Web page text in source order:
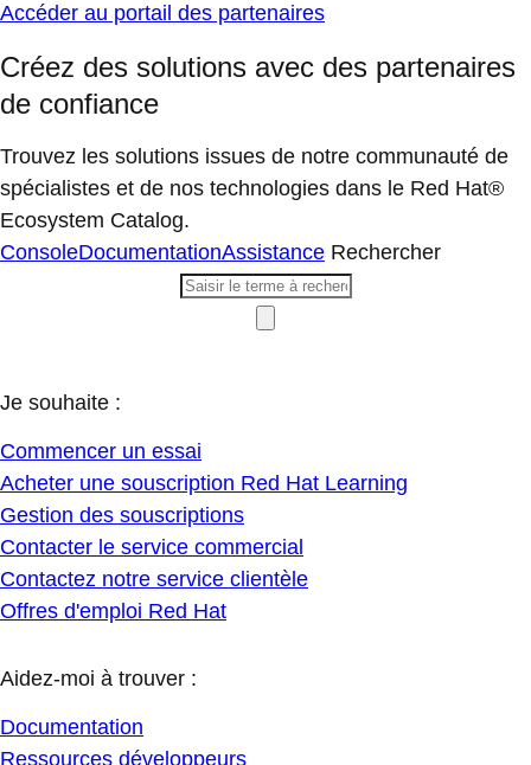
Accéder au portail des partenaires
Créez des solutions avec des partenaires
de confiance
Trouvez les solutions issues de notre communauté de
spécialistes et de nos technologies dans le Red Hat®
Ecosystem Catalog.
ConsoleDocumentationAssistance Rechercher
Je souhaite :
Commencer un essai
Acheter une souscription Red Hat Learning
Gestion des souscriptions
Contacter le service commercial
Contactez notre service clientèle
Offres d'emploi Red Hat
Aidez-moi à trouver :
Documentation
Ressources développeurs